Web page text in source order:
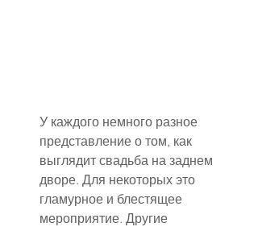
У каждого немного разное
представление о том, как
выглядит свадьба на заднем
дворе. Для некоторых это
гламурное и блестящее
мероприятие. Другие